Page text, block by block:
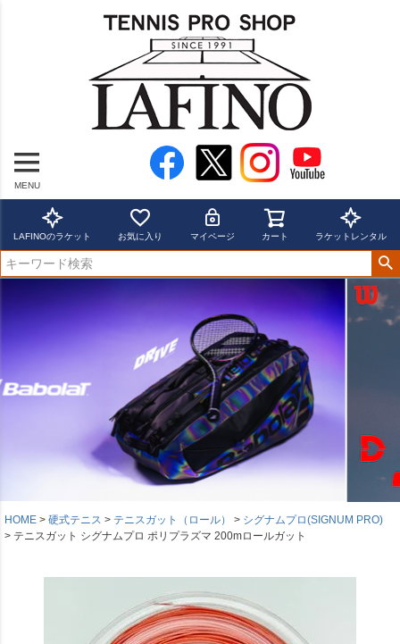
MENU
LAFINOのラケット お気に入り マイページ カート ラケットレンタル
HOME 硬式テニス テニスガット（ロール）
シグナムプロ(SIGNUM PRO)
テニスガット シグナムプロ ポリプラズマ 200mロールガット